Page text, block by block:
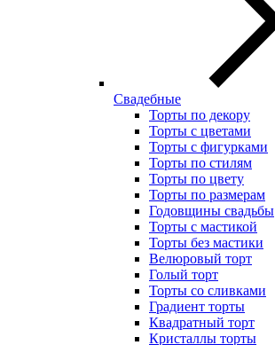
Свадебные
Торты по декору
Торты с цветами
Торты с фигурками
Торты по стилям
Торты по цвету
Торты по размерам
Годовщины свадьбы
Торты с мастикой
Торты без мастики
Велюровый торт
Голый торт
Торты со сливками
Градиент торты
Квадратный торт
Кристаллы торты